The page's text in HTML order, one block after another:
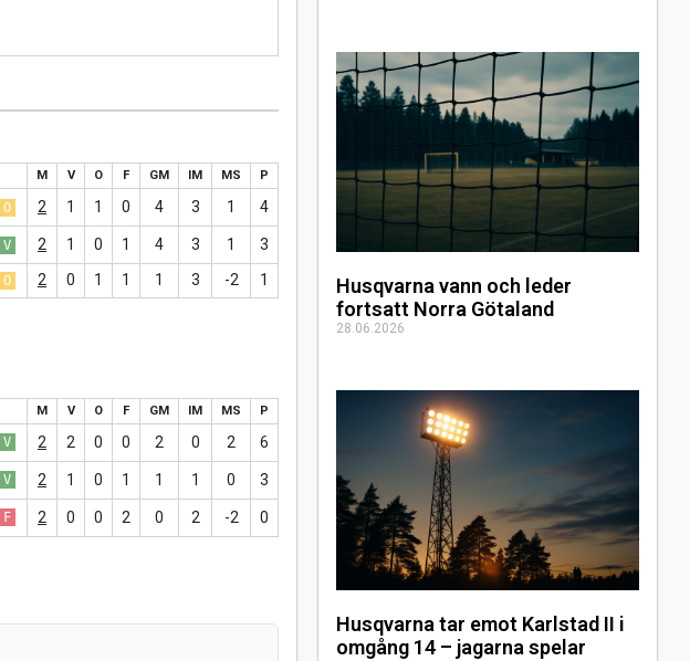
Husqvarna vann och leder
fortsatt Norra Götaland
28.06.2026
Husqvarna tar emot Karlstad II i
omgång 14 – jagarna spelar
M V O F GM IM MS P
O 2 1 1 0 4 3 1 4
V 2 1 0 1 4 3 1 3
O 2 0 1 1 1 3 -2 1
M V O F GM IM MS P
V 2 2 0 0 2 0 2 6
V 2 1 0 1 1 1 0 3
F 2 0 0 2 0 2 -2 0